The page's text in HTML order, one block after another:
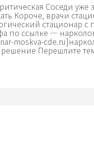
Соседи уже
Короче, врачи
стационар с
по ссылке —
moskva-
Перешлите